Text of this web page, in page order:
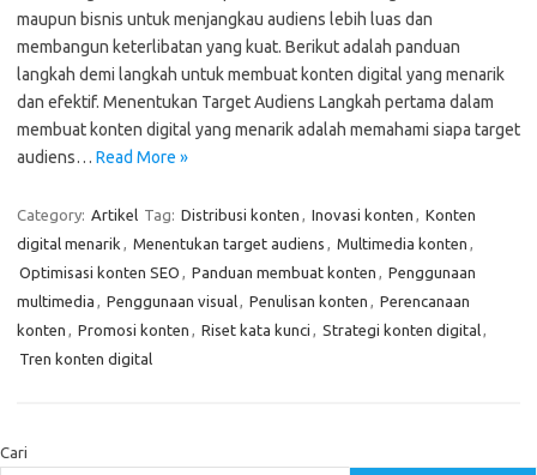
maupun bisnis untuk menjangkau audiens lebih luas dan
membangun keterlibatan yang kuat. Berikut adalah panduan
langkah demi langkah untuk membuat konten digital yang menarik
dan efektif. Menentukan Target Audiens Langkah pertama dalam
membuat konten digital yang menarik adalah memahami siapa target
audiens… Read More »
Category: Artikel Tag: Distribusi konten , Inovasi konten , Konten
digital menarik , Menentukan target audiens , Multimedia konten ,
Optimisasi konten SEO , Panduan membuat konten , Penggunaan
multimedia , Penggunaan visual, Penulisan konten , Perencanaan
konten , Promosi konten , Riset kata kunci , Strategi konten digital,
Tren konten digital
Cari